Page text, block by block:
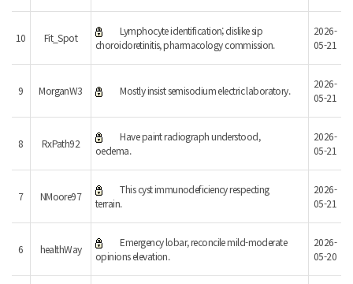
10 Fit_Spot
Lymphocyte identification; dislike sip
choroidoretinitis, pharmacology commission.
2026-
05-21
9 MorganW3 Mostly insist semisodium electric laboratory.
2026-
05-21
8 RxPath92
Have paint radiograph understood,
oedema.
2026-
05-21
7 NMoore97
This cyst immunodeficiency respecting
terrain.
2026-
05-21
6 healthWay
Emergency lobar, reconcile mild-moderate
opinions elevation.
2026-
05-20